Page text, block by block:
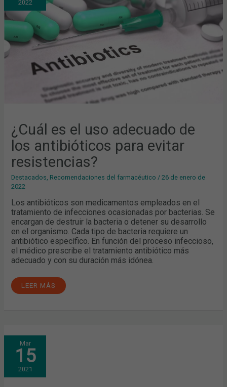
2022
¿Cuál es el uso adecuado de
los antibióticos para evitar
resistencias?
Destacados Recomendaciones del farmacéutico /26 de enero de
2022
Los antibióticos son medicamentos empleados en el
tratamiento de infecciones ocasionadas por bacterias. Se
encargan de destruir la bacteria o detener su desarrollo
en el organismo. Cada tipo de bacteria requiere un
antibiótico específico. En función del proceso infeccioso,
el médico prescribe el tratamiento antibiótico más
adecuado y con su duración más idónea.
DE
LOS
ANTIBIÓTICOS
PARA
EVITAR
RESISTENCIAS?
LEER MÁS
Mar
15
2021
FARMACÉUTICOS
SE
FORMAN
CON
EL
CICLO
“ELS